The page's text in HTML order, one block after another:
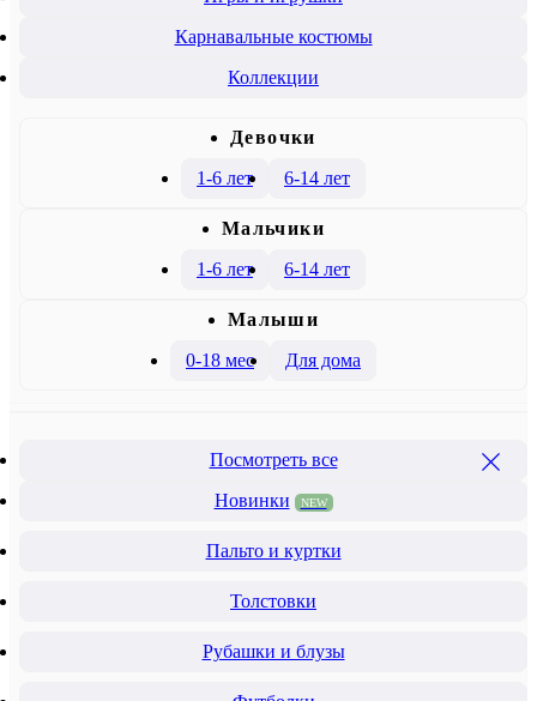
Карнавальные костюмы
Коллекции
Девочки
1-6 лет
6-14 лет
Mальчики
1-6 лет
6-14 лет
Малыши
0-18 мес
Для дома
Посмотреть все
Новинки
NEW
Пальто и куртки
Толстовки
Рубашки и блузы